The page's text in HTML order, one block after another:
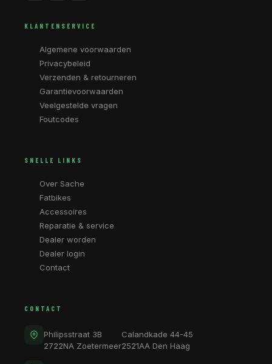
KLANTENSERVICE
Algemene voorwaarden
Privacybeleid
Verzenden & retourneren
Garantievoorwaarden
Veelgestelde vragen
Foutcodes
SNELLE LINKS
Over Sache
Fatbikes
Accessoires
Reparatie & service
Dealer worden
Dealer login
Contact
CONTACT
Philipsstraat 3B
2722NA Zoetermeer
Calandkade 44-45
2521AA Den Haag